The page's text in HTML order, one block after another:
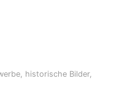
, historische Bilder,